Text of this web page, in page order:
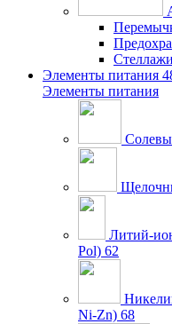
Элементы питания
Элементы питания
Литий-
Pol) 62
Ni-Zn) 68